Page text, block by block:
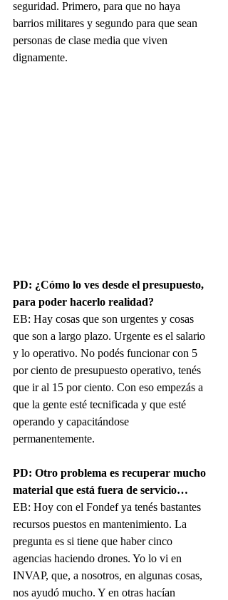
seguridad. Primero, para que no haya
barrios militares y segundo para que sean
personas de clase media que viven
dignamente.
PD: ¿Cómo lo ves desde el presupuesto,
para poder hacerlo realidad?
EB: Hay cosas que son urgentes y cosas
que son a largo plazo. Urgente es el salario
y lo operativo. No podés funcionar con 5
por ciento de presupuesto operativo, tenés
que ir al 15 por ciento. Con eso empezás a
que la gente esté tecnificada y que esté
operando y capacitándose
permanentemente.
PD: Otro problema es recuperar mucho
material que está fuera de servicio…
EB: Hoy con el Fondef ya tenés bastantes
recursos puestos en mantenimiento. La
pregunta es si tiene que haber cinco
agencias haciendo drones. Yo lo vi en
INVAP, que, a nosotros, en algunas cosas,
nos ayudó mucho. Y en otras hacían